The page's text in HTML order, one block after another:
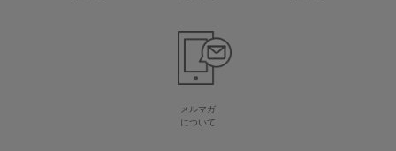
メルマガ
について